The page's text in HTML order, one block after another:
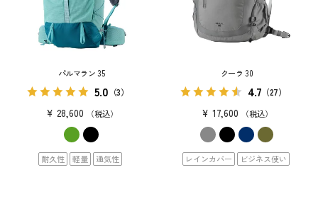
パルマラン 35
5.0 （3）
¥ 28,600 税込
耐久性 軽量 通気性
クーラ 30
4.7 （27）
¥ 17,600 税込
レインカバー ビジネス使い